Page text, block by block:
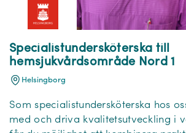
Specialistundersköterska till
hemsjukvårdsområde Nord 1
Helsingborg
Som specialistundersköterska hos
med och driva kvalitetsutveckling i